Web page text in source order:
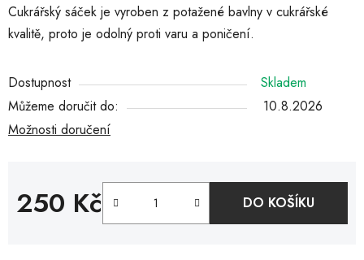
Cukrářský sáček je vyroben z potažené bavlny v cukrářské
kvalitě, proto je odolný proti varu a poničení.
Dostupnost
Skladem
Můžeme doručit do:
10.8.2026
Možnosti doručení
250 Kč DO KOŠÍKU